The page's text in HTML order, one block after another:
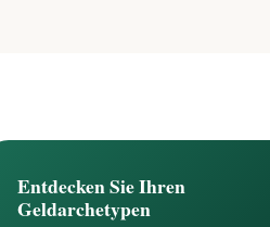
Entdecken Sie Ihren
Geldarchetypen